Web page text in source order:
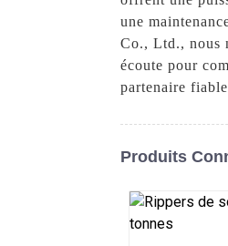
une
Co., Ltd., nous
écoute pour
partenaire
Produits